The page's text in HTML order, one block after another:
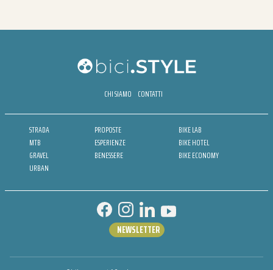
CHI SIAMO CONTATTI
STRADA
MTB
GRAVEL
URBAN
PROPOSTE
ESPERIENZE
BENESSERE
BIKE LAB
BIKE HOTEL
BIKE ECONOMY
NEWSLETTER